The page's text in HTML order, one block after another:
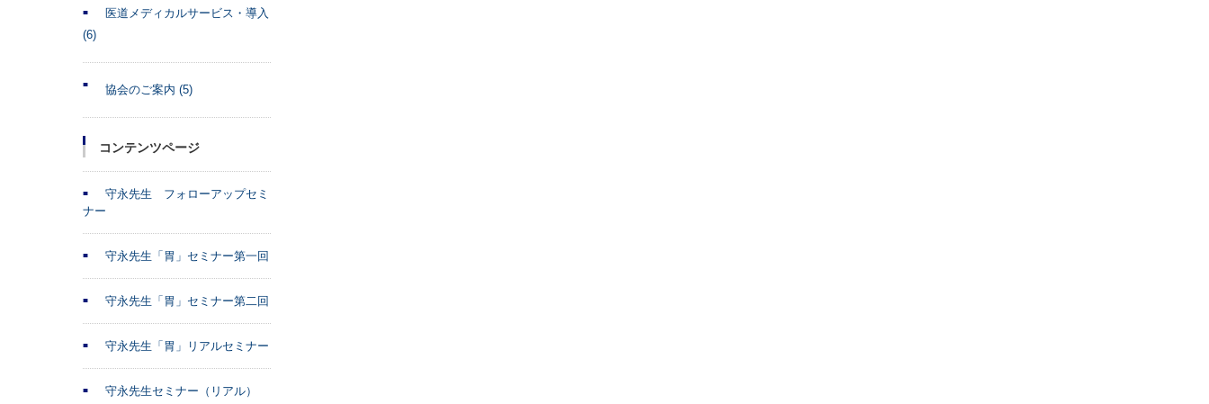
医道メディカルサービス・導入
(6)
協会のご案内 (5)
コンテンツページ
守永先生 フォローアップセミ
ナー
守永先生「胃」セミナー第一回
守永先生「胃」セミナー第二回
守永先生「胃」リアルセミナー
守永先生セミナー（リアル）